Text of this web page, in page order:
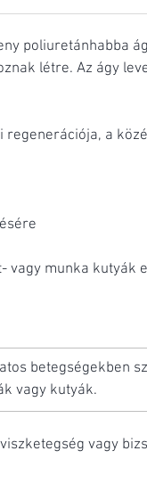
poliuretánhabba
létre. Az ágy
a
vagy munka kutyák
betegségekben
vagy kutyák.
vagy